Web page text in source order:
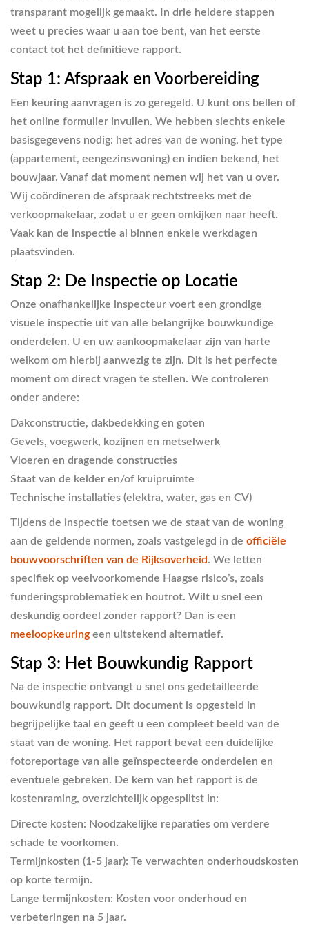
transparant mogelijk gemaakt. In drie heldere stappen
weet u precies waar u aan toe bent, van het eerste
contact tot het definitieve rapport.
Stap 1: Afspraak en Voorbereiding
Een keuring aanvragen is zo geregeld. U kunt ons bellen of
het online formulier invullen. We hebben slechts enkele
basisgegevens nodig: het adres van de woning, het type
(appartement, eengezinswoning) en indien bekend, het
bouwjaar. Vanaf dat moment nemen wij het van u over.
Wij coördineren de afspraak rechtstreeks met de
verkoopmakelaar, zodat u er geen omkijken naar heeft.
Vaak kan de inspectie al binnen enkele werkdagen
plaatsvinden.
Stap 2: De Inspectie op Locatie
Onze onafhankelijke inspecteur voert een grondige
visuele inspectie uit van alle belangrijke bouwkundige
onderdelen. U en uw aankoopmakelaar zijn van harte
welkom om hierbij aanwezig te zijn. Dit is het perfecte
moment om direct vragen te stellen. We controleren
onder andere:
Dakconstructie, dakbedekking en goten
Gevels, voegwerk, kozijnen en metselwerk
Vloeren en dragende constructies
Staat van de kelder en/of kruipruimte
Technische installaties (elektra, water, gas en CV)
Tijdens de inspectie toetsen we de staat van de woning
aan de geldende normen, zoals vastgelegd in de officiële
bouwvoorschriften van de Rijksoverheid. We letten
specifiek op veelvoorkomende Haagse risico’s, zoals
funderingsproblematiek en houtrot. Wilt u snel een
deskundig oordeel zonder rapport? Dan is een
meeloopkeuring een uitstekend alternatief.
Stap 3: Het Bouwkundig Rapport
Na de inspectie ontvangt u snel ons gedetailleerde
bouwkundig rapport. Dit document is opgesteld in
begrijpelijke taal en geeft u een compleet beeld van de
staat van de woning. Het rapport bevat een duidelijke
fotoreportage van alle geïnspecteerde onderdelen en
eventuele gebreken. De kern van het rapport is de
kostenraming, overzichtelijk opgesplitst in:
Directe kosten: Noodzakelijke reparaties om verdere
schade te voorkomen.
Termijnkosten (1-5 jaar): Te verwachten onderhoudskosten
op korte termijn.
Lange termijnkosten: Kosten voor onderhoud en
verbeteringen na 5 jaar.